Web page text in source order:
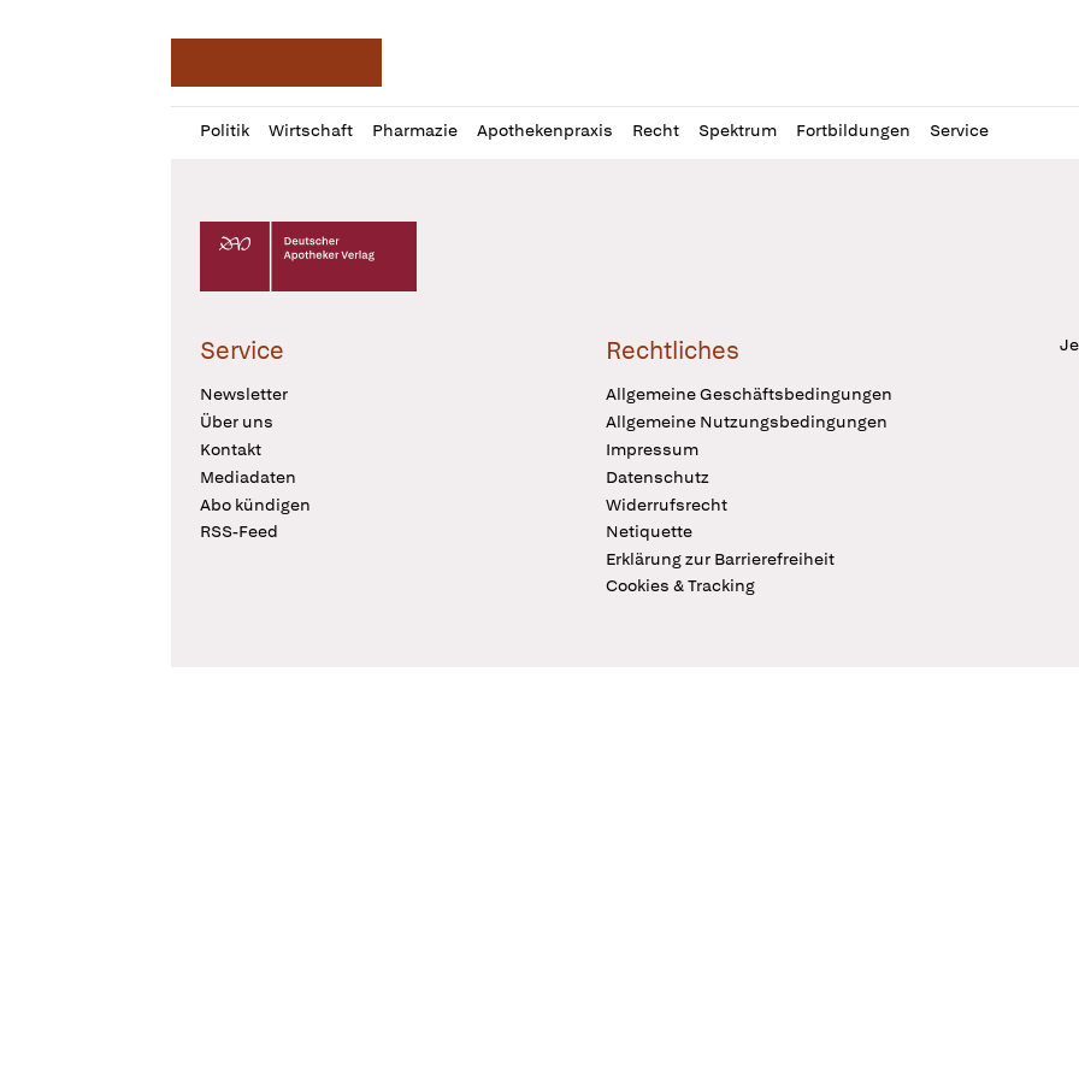
Politik Wirtschaft Pharmazie Apothekenpraxis Recht Spektrum Fortbildungen Service
Profil
öffnen
Daz
Pur
Deutscher Apotheker Verlag Logo
Service
Newsletter
Über uns
Kontakt
Mediadaten
Abo kündigen
RSS-Feed
Rechtliches
Allgemeine Geschäftsbedingungen
Allgemeine Nutzungsbedingungen
Impressum
Datenschutz
Widerrufsrecht
Netiquette
Erklärung zur Barrierefreiheit
Cookies & Tracking